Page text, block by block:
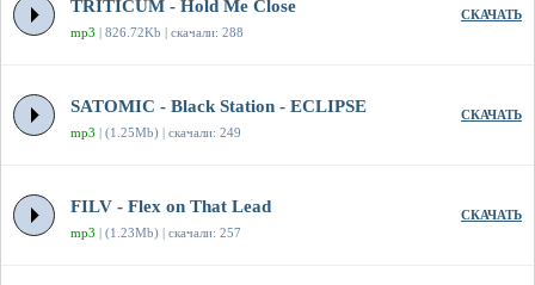
TRITICUM - Hold Me Close
mp3 | 826.72Kb | скачали: 288
СКАЧАТЬ
SATOMIC - Black Station - ECLIPSE
mp3 | (1.25Mb) | скачали: 249
СКАЧАТЬ
FILV - Flex on That Lead
mp3 | (1.23Mb) | скачали: 257
СКАЧАТЬ